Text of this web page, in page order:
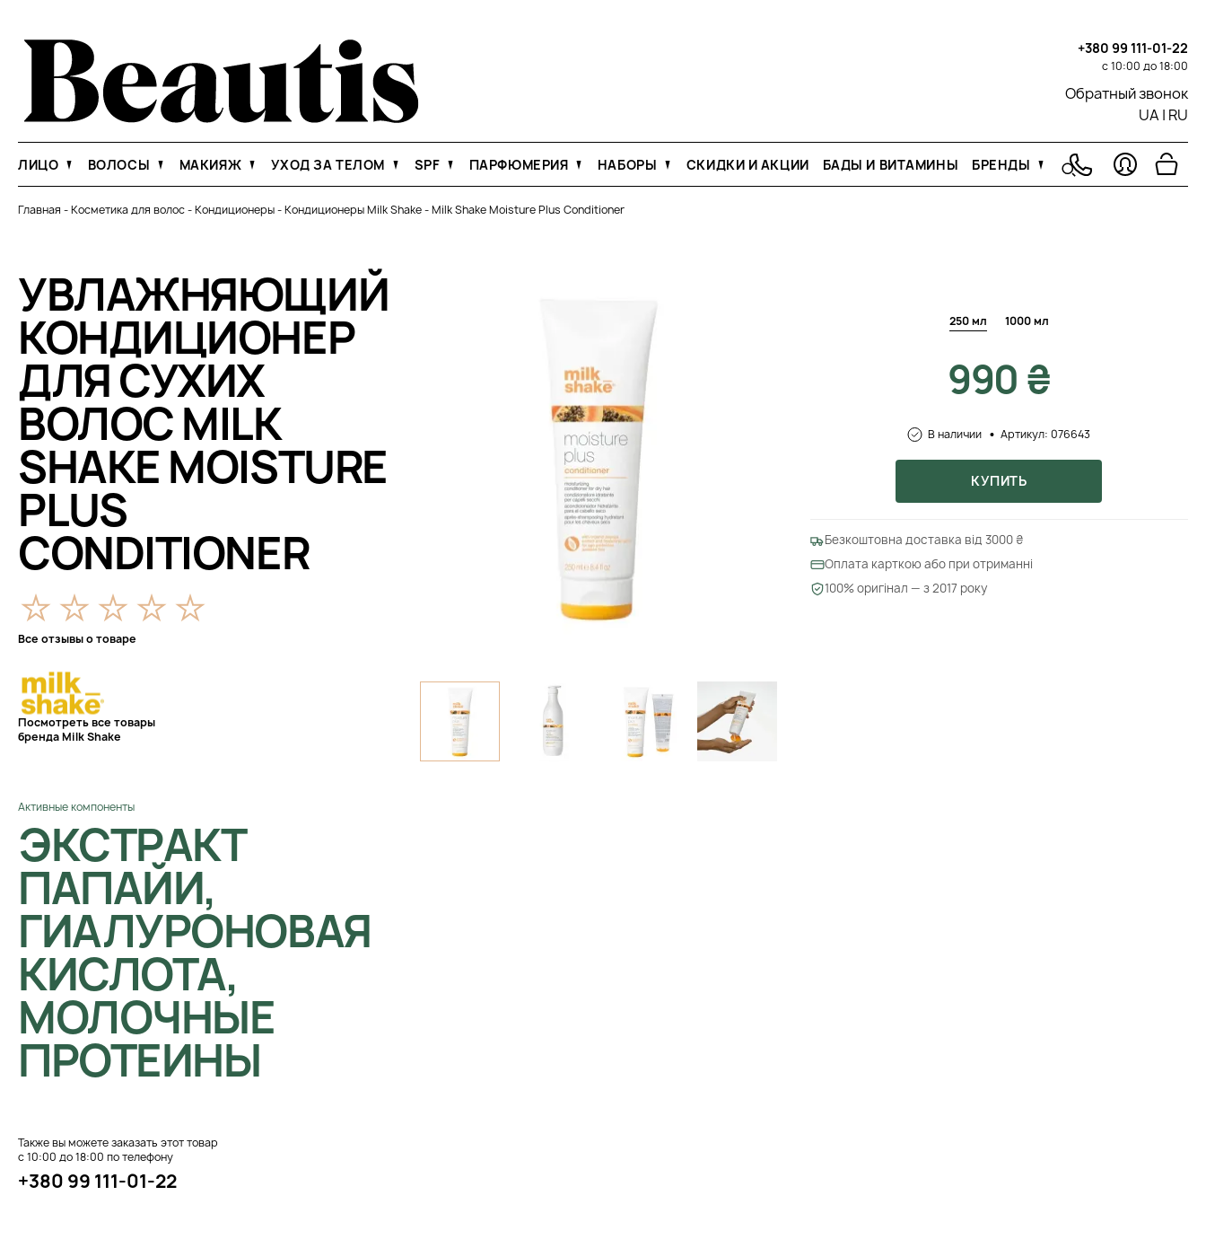
+380 99 111-01-22
с 10:00 до 18:00
Обратный звонок
UA | RU
ЛИЦО ВОЛОСЫ МАКИЯЖ УХОД ЗА ТЕЛОМ SPF ПАРФЮМЕРИЯ НАБОРЫ СКИДКИ И АКЦИИ БАДЫ И ВИТАМИНЫ БРЕНДЫ
Главная -Косметика для волос-Кондиционеры-Кондиционеры Milk Shake-Milk Shake Moisture Plus Conditioner
УВЛАЖНЯЮЩИЙ
КОНДИЦИОНЕР
ДЛЯ СУХИХ
ВОЛОС MILK
SHAKE MOISTURE
PLUS
CONDITIONER
Все отзывы о товаре
Посмотреть все товары
бренда Milk Shake
Активные компоненты
ЭКСТРАКТ
ПАПАЙИ,
ГИАЛУРОНОВАЯ
КИСЛОТА,
МОЛОЧНЫЕ
ПРОТЕИНЫ
Также вы можете заказать этот товар
с 10:00 до 18:00 по телефону
+380 99 111-01-22
250 мл 1000 мл
990 ₴
В наличии Артикул: 076643
КУПИТЬ
Безкоштовна доставка від 3000 ₴
Оплата карткою або при отриманні
100% оригінал — з 2017 року